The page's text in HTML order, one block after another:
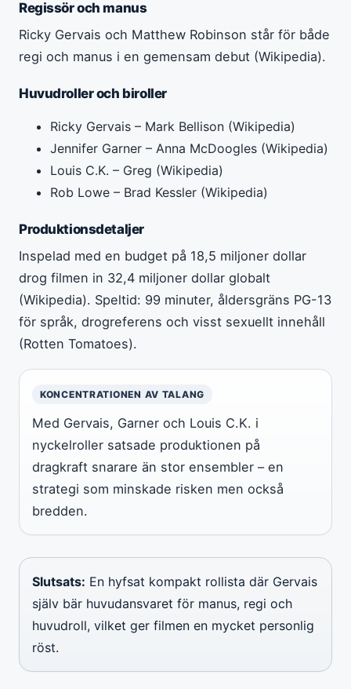
Regissör och manus
Ricky Gervais och Matthew Robinson står för både
regi och manus i en gemensam debut (Wikipedia).
Huvudroller och biroller
Ricky Gervais – Mark Bellison (Wikipedia)
Jennifer Garner – Anna McDoogles (Wikipedia)
Louis C.K. – Greg (Wikipedia)
Rob Lowe – Brad Kessler (Wikipedia)
Produktionsdetaljer
Inspelad med en budget på 18,5 miljoner dollar
drog filmen in 32,4 miljoner dollar globalt
(Wikipedia). Speltid: 99 minuter, åldersgräns PG-13
för språk, drogreferens och visst sexuellt innehåll
(Rotten Tomatoes).
KONCENTRATIONEN AV TALANG
Med Gervais, Garner och Louis C.K. i
nyckelroller satsade produktionen på
dragkraft snarare än stor ensembler – en
strategi som minskade risken men också
bredden.
Slutsats: En hyfsat kompakt rollista där Gervais
själv bär huvudansvaret för manus, regi och
huvudroll, vilket ger filmen en mycket personlig
röst.